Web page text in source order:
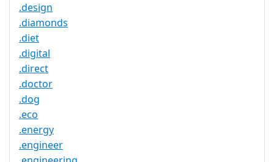
.design
.diamonds
.diet
.digital
.direct
.doctor
.dog
.eco
.energy
.engineer